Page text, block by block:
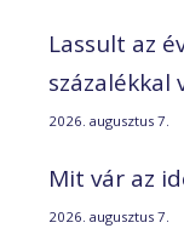
Lassult az
százalékkal
2026. augusztus 7.
Mit vár az
2026. augusztus 7.